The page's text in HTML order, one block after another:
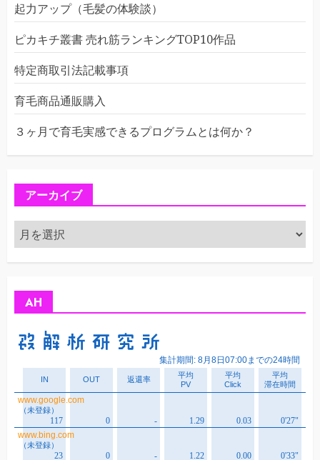
起力アップ（毛髪の体験談）
ピカキチ叢書 売れ筋ランキングTOP10作品
特定商取引法記載事項
育毛商品通販購入
３ヶ月で育毛実感できるプログラムとは何か？
アーカイブ
ア
ー
カ
AH